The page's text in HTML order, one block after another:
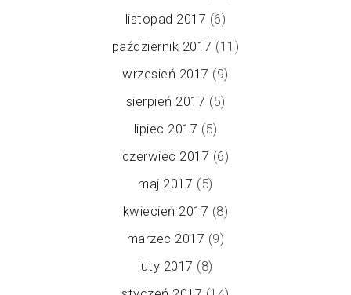
listopad 2017 (6)
październik 2017 (11)
wrzesień 2017 (9)
sierpień 2017 (5)
lipiec 2017 (5)
czerwiec 2017 (6)
maj 2017 (5)
kwiecień 2017 (8)
marzec 2017 (9)
luty 2017 (8)